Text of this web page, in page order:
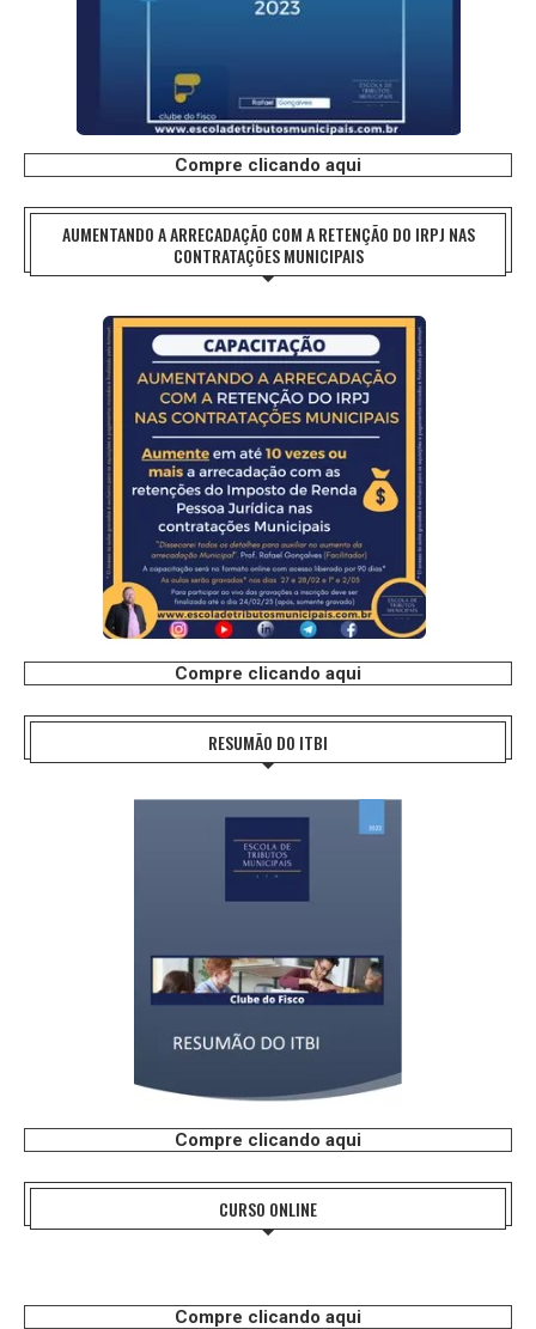
Compre clicando aqui
AUMENTANDO A ARRECADAÇÃO COM A RETENÇÃO DO IRPJ NAS
CONTRATAÇÕES MUNICIPAIS
Compre clicando aqui
RESUMÃO DO ITBI
Compre clicando aqui
CURSO ONLINE
Compre clicando aqui